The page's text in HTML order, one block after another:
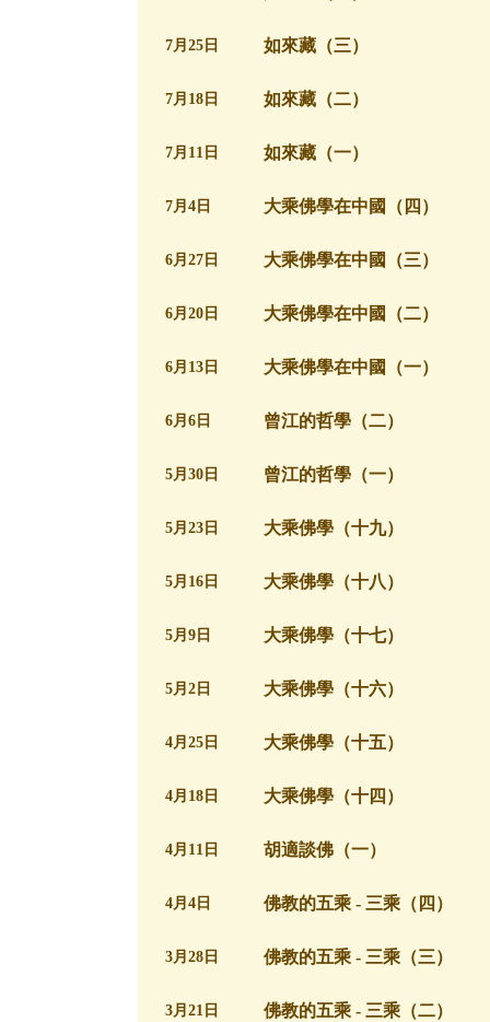
7月25日 如來藏（三）
7月18日 如來藏（二）
7月11日 如來藏（一）
7月4日 大乘佛學在中國（四）
6月27日 大乘佛學在中國（三）
6月20日 大乘佛學在中國（二）
6月13日 大乘佛學在中國（一）
6月6日 曾江的哲學（二）
5月30日 曾江的哲學（一）
5月23日 大乘佛學（十九）
5月16日 大乘佛學（十八）
5月9日 大乘佛學（十七）
5月2日 大乘佛學（十六）
4月25日 大乘佛學（十五）
4月18日 大乘佛學（十四）
4月11日 胡適談佛（一）
4月4日 佛教的五乘 - 三乘（四）
3月28日 佛教的五乘 - 三乘（三）
3月21日 佛教的五乘 - 三乘（二）